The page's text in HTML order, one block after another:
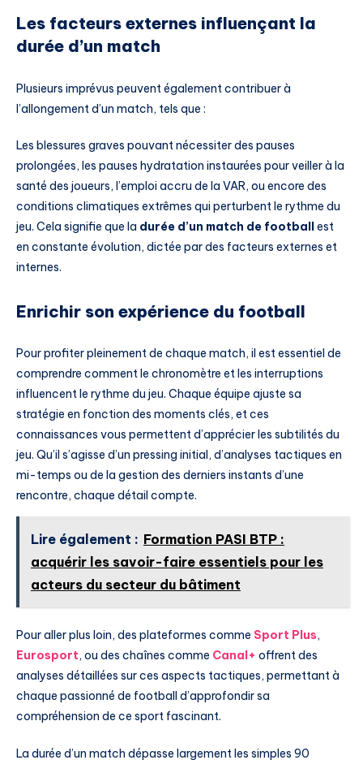
Les facteurs externes influençant la
durée d’un match
Plusieurs imprévus peuvent également contribuer à
l’allongement d’un match, tels que :
Les blessures graves pouvant nécessiter des pauses
prolongées, les pauses hydratation instaurées pour veiller à la
santé des joueurs, l’emploi accru de la VAR, ou encore des
conditions climatiques extrêmes qui perturbent le rythme du
jeu. Cela signifie que la durée d’un match de football
est
en constante évolution, dictée par des facteurs externes et
internes.
Enrichir son expérience du football
Pour profiter pleinement de chaque match, il est essentiel de
comprendre comment le chronomètre et les interruptions
influencent le rythme du jeu. Chaque équipe ajuste sa
stratégie en fonction des moments clés, et ces
connaissances vous permettent d’apprécier les subtilités du
jeu. Qu’il s’agisse d’un pressing initial, d’analyses tactiques en
mi-temps ou de la gestion des derniers instants d’une
rencontre, chaque détail compte.
Lire également : Formation PASI BTP :
acquérir les savoir-faire essentiels pour les
acteurs du secteur du bâtiment
Pour aller plus loin, des plateformes comme Sport Plus,
Eurosport, ou des chaînes comme Canal+ offrent des
analyses détaillées sur ces aspects tactiques, permettant à
chaque passionné de football d’approfondir sa
compréhension de ce sport fascinant.
La durée d’un match dépasse largement les simples 90